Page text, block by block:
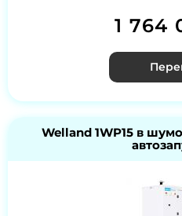
1 764
Welland 1WP15 в